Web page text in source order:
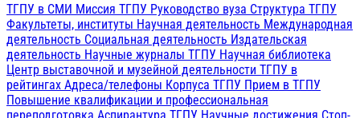
ТГПУ в СМИ Миссия ТГПУ Руководство вуза Структура ТГПУ
Факультеты, институты Научная деятельность Международная
деятельность Социальная деятельность Издательская
деятельность Научные журналы ТГПУ Научная библиотека
Центр выставочной и музейной деятельности ТГПУ в
рейтингах Адреса/телефоны Корпуса ТГПУ Прием в ТГПУ
Повышение квалификации и профессиональная